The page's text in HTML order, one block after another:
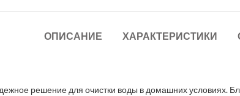
ОПИСАНИЕ ХАРАКТЕРИСТИКИ
решение для очистки воды в домашних условиях.